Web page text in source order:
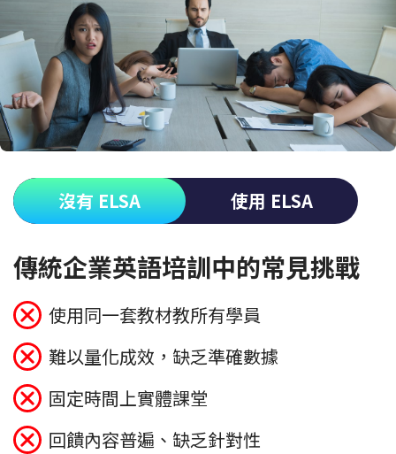
沒有 ELSA 使用 ELSA
傳統企業英語培訓中的常見挑戰
使用同一套教材教所有學員
難以量化成效，缺乏準確數據
固定時間上實體課堂
回饋內容普遍、缺乏針對性